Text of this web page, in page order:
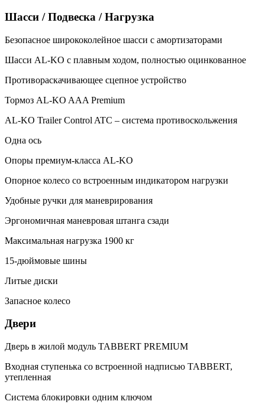
Шасси / Подвеска / Нагрузка
Безопасное ширококолейное шасси с амортизаторами
Шасси AL-KO с плавным ходом, полностью оцинкованное
Противораскачивающее сцепное устройство
Тормоз AL-KO AAA Premium
AL-KO Trailer Control ATC – система противоскольжения
Одна ось
Опоры премиум-класса AL-KO
Опорное колесо со встроенным индикатором нагрузки
Удобные ручки для маневрирования
Эргономичная маневровая штанга сзади
Максимальная нагрузка 1900 кг
15-дюймовые шины
Литые диски
Запасное колесо
Двери
Дверь в жилой модуль TABBERT PREMIUM
Входная ступенька со встроенной надписью TABBERT,
утепленная
Система блокировки одним ключом